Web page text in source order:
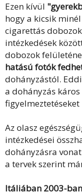
Ezen kívül
hogy a kicsik
cigarettás
intézkedések
dobozok
hatású fotók
dohányzástól.
a dohányzás
Az olasz
intézkedései
dohányzásra
a tervek szerint
Itáliában 2003-